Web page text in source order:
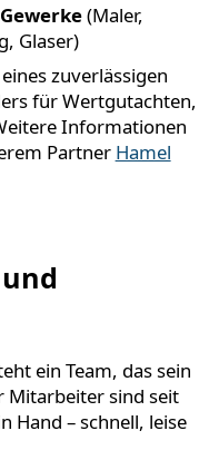
(Maler,
Glaser)
zuverlässigen
für Wertgutachten,
Informationen
Partner Hamel
ein Team, das sein
Mitarbeiter sind seit
Hand – schnell, leise